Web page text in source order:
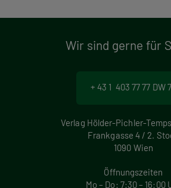
Wir sind gerne für
+ 43 1 403 77 77 DW
Verlag Hölder-Pichler-
Frankgasse 4 / 2.
1090 Wien
Öffnungszeiten
Mo – Do: 7:30 – 16:00